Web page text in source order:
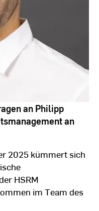
an Philipp
an
2025 kümmert sich
HSRM
im Team des